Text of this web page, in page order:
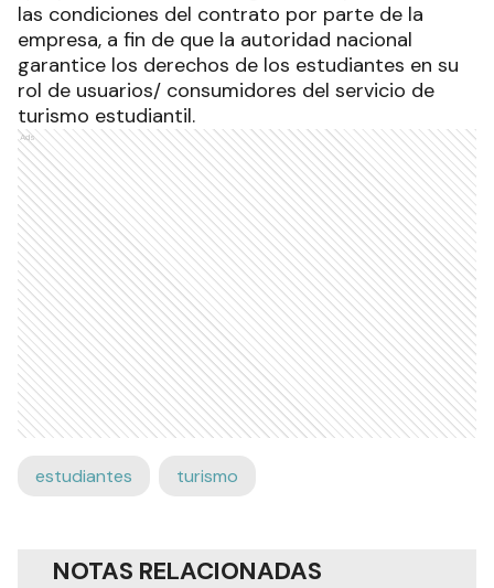
las condiciones del contrato por parte de la
empresa, a fin de que la autoridad nacional
garantice los derechos de los estudiantes en su
rol de usuarios/ consumidores del servicio de
turismo estudiantil.
Ads
estudiantes turismo
NOTAS RELACIONADAS